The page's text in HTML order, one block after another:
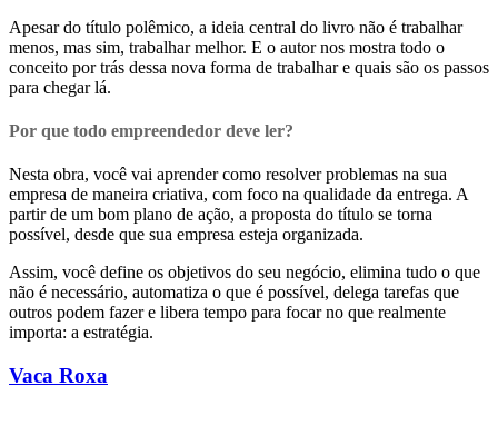
Apesar do título polêmico, a ideia central do livro não é trabalhar
menos, mas sim, trabalhar melhor. E o autor nos mostra todo o
conceito por trás dessa nova forma de trabalhar e quais são os passos
para chegar lá.
Por que todo empreendedor deve ler?
Nesta obra, você vai aprender como resolver problemas na sua
empresa de maneira criativa, com foco na qualidade da entrega. A
partir de um bom plano de ação, a proposta do título se torna
possível, desde que sua empresa esteja organizada.
Assim, você define os objetivos do seu negócio, elimina tudo o que
não é necessário, automatiza o que é possível, delega tarefas que
outros podem fazer e libera tempo para focar no que realmente
importa: a estratégia.
Vaca Roxa